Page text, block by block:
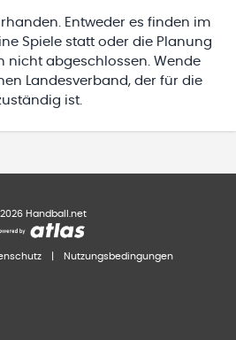
Entweder es finden im
Spiele statt oder die Planung
nicht abgeschlossen. Wende
Landesverband, der für die
ist.
2026 Handball.net
Nutzungsbedingungen